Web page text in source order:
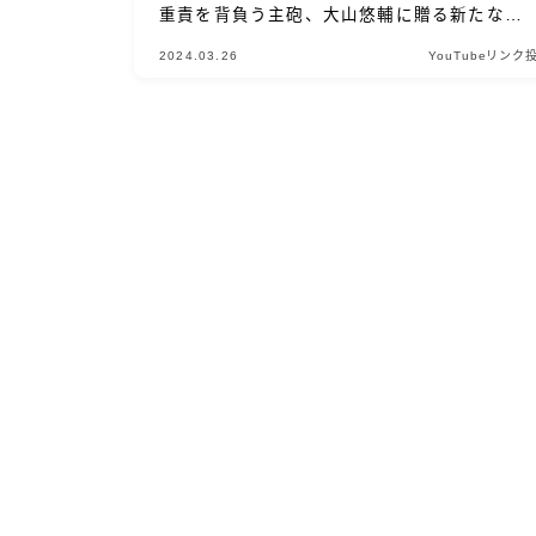
重責を背負う主砲、大山悠輔に贈る新たな戦
2024.03.26 YouTubeリンク